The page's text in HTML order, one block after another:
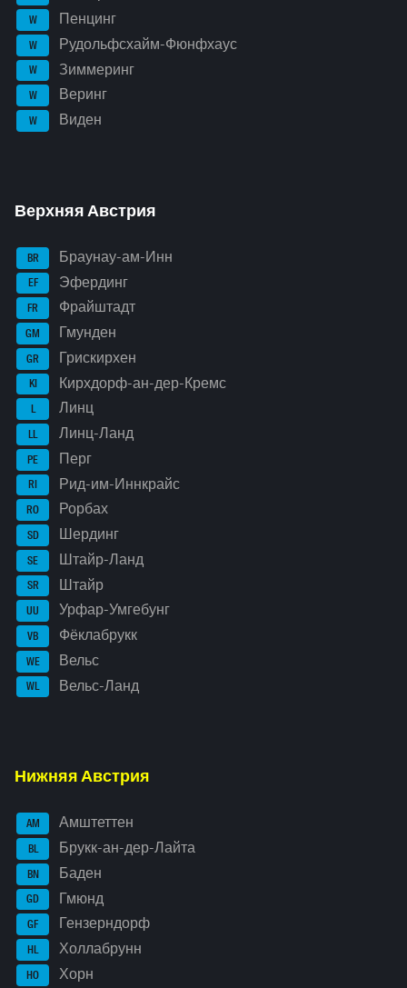
W Пенцинг
W Рудольфсхайм-Фюнфхаус
W Зиммеринг
W Веринг
W Виден
Верхняя Австрия
BR Браунау-ам-Инн
EF Эфердинг
FR Фрайштадт
GM Гмунден
GR Грискирхен
KI Кирхдорф-ан-дер-Кремс
L Линц
LL Линц-Ланд
PE Перг
RI Рид-им-Иннкрайс
RO Рорбах
SD Шердинг
SE Штайр-Ланд
SR Штайр
UU Урфар-Умгебунг
VB Фёклабрукк
WE Вельс
WL Вельс-Ланд
Нижняя Австрия
AM Амштеттен
BL Брукк-ан-дер-Лайта
BN Баден
GD Гмюнд
GF Гензерндорф
HL Холлабрунн
HO Хорн